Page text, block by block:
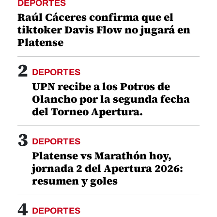
DEPORTES
Raúl Cáceres confirma que el
tiktoker Davis Flow no jugará en
Platense
2 DEPORTES
UPN recibe a los Potros de
Olancho por la segunda fecha
del Torneo Apertura.
3 DEPORTES
Platense vs Marathón hoy,
jornada 2 del Apertura 2026:
resumen y goles
4 DEPORTES